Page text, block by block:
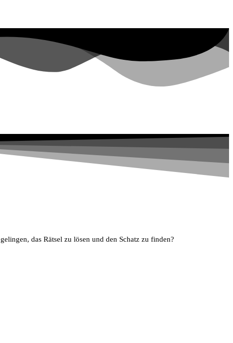
das Rätsel zu lösen und den Schatz zu finden?